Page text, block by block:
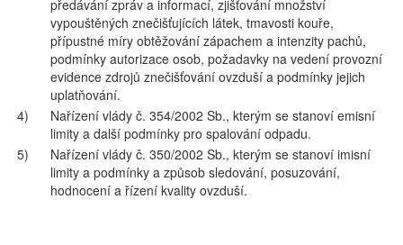
předávání zpráv a informací, zjišťování množství
vypouštěných znečišťujících látek, tmavosti kouře,
přípustné míry obtěžování zápachem a intenzity pachů,
podmínky autorizace osob, požadavky na vedení provozní
evidence zdrojů znečišťování ovzduší a podmínky jejich
uplatňování.
4)
Nařízení vlády č. 354/2002 Sb., kterým se stanoví emisní
limity a další podmínky pro spalování odpadu.
5)
Nařízení vlády č. 350/2002 Sb., kterým se stanoví imisní
limity a podmínky a způsob sledování, posuzování,
hodnocení a řízení kvality ovzduší.